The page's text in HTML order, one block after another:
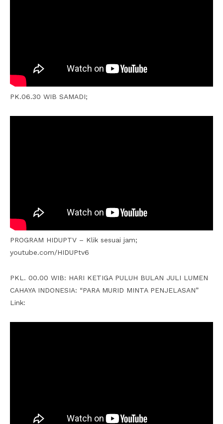
PK.06.30 WIB SAMADI;
PROGRAM HIDUPTV – Klik sesuai jam;
youtube.com/HIDUPtv6
PKL. 00.00 WIB: HARI KETIGA PULUH BULAN JULI LUMEN
CAHAYA INDONESIA: “PARA MURID MINTA PENJELASAN”
Link: